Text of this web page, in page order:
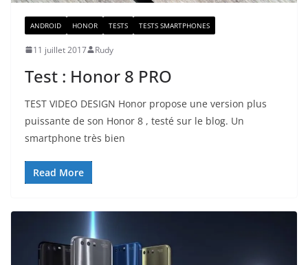
ANDROID HONOR TESTS TESTS SMARTPHONES
11 juillet 2017 Rudy
Test : Honor 8 PRO
TEST VIDEO DESIGN Honor propose une version plus
puissante de son Honor 8 , testé sur le blog. Un
smartphone très bien
Read More